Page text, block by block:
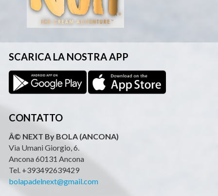
SCARICA LA NOSTRA APP
CONTATTO
Â© NEXT By BOLA (ANCONA)
Via Umani Giorgio, 6.
Ancona 60131 Ancona
Tel. +393492639429
bolapadelnext@gmail.com